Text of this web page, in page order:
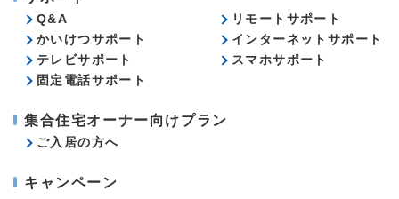
Q&A
リモートサポート
かいけつサポート
インターネットサポート
テレビサポート
スマホサポート
固定電話サポート
集合住宅オーナー向けプラン
ご入居の方へ
キャンペーン